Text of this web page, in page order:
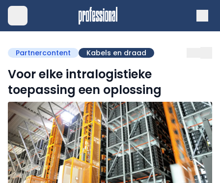
Partnercontent Kabels en draad
Voor elke intralogistieke
toepassing een oplossing